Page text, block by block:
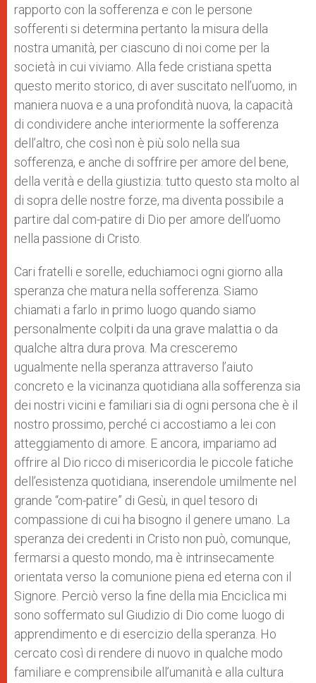
rapporto con la sofferenza e con le persone
sofferenti si determina pertanto la misura della
nostra umanità, per ciascuno di noi come per la
società in cui viviamo. Alla fede cristiana spetta
questo merito storico, di aver suscitato nell’uomo, in
maniera nuova e a una profondità nuova, la capacità
di condividere anche interiormente la sofferenza
dell’altro, che così non è più solo nella sua
sofferenza, e anche di soffrire per amore del bene,
della verità e della giustizia: tutto questo sta molto al
di sopra delle nostre forze, ma diventa possibile a
partire dal com-patire di Dio per amore dell’uomo
nella passione di Cristo.
Cari fratelli e sorelle, educhiamoci ogni giorno alla
speranza che matura nella sofferenza. Siamo
chiamati a farlo in primo luogo quando siamo
personalmente colpiti da una grave malattia o da
qualche altra dura prova. Ma cresceremo
ugualmente nella speranza attraverso l’aiuto
concreto e la vicinanza quotidiana alla sofferenza sia
dei nostri vicini e familiari sia di ogni persona che è il
nostro prossimo, perché ci accostiamo a lei con
atteggiamento di amore. E ancora, impariamo ad
offrire al Dio ricco di misericordia le piccole fatiche
dell’esistenza quotidiana, inserendole umilmente nel
grande “com-patire” di Gesù, in quel tesoro di
compassione di cui ha bisogno il genere umano. La
speranza dei credenti in Cristo non può, comunque,
fermarsi a questo mondo, ma è intrinsecamente
orientata verso la comunione piena ed eterna con il
Signore. Perciò verso la fine della mia Enciclica mi
sono soffermato sul Giudizio di Dio come luogo di
apprendimento e di esercizio della speranza. Ho
cercato così di rendere di nuovo in qualche modo
familiare e comprensibile all’umanità e alla cultura